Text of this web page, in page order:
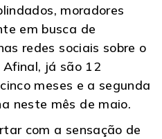
moradores
em busca de
redes sociais sobre o
já são 12
meses e a segunda
neste mês de maio.
com a sensação de